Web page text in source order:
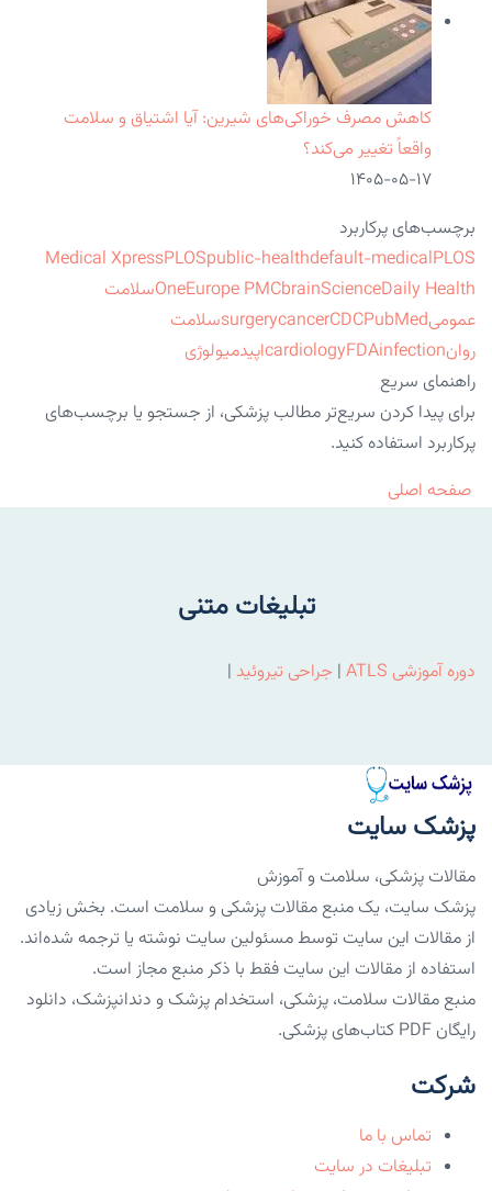
کاهش مصرف خوراکی‌های شیرین: آیا اشتیاق و سلامت
واقعاً تغییر می‌کند؟
۱۴۰۵-۰۵-۱۷
برچسب‌های پرکاربرد
Medical XpressPLOSpublic-healthdefault-medicalPLOS
OneEurope PMCbrainScienceDaily Health
سلامت
عمومی
surgerycancerCDCPubMed
سلامت
روان
cardiologyFDAinfection
اپیدمیولوژی
راهنمای سریع
برای پیدا کردن سریع‌تر مطالب پزشکی، از جستجو یا برچسب‌های
پرکاربرد استفاده کنید.
صفحه اصلی
تبلیغات متنی
دوره آموزشی ATLS | جراحی تیروئید |
پزشک سایت
مقالات پزشکی، سلامت و آموزش
پزشک سایت، یک منبع مقالات پزشکی و سلامت است. بخش زیادی
از مقالات این سایت توسط مسئولین سایت نوشته یا ترجمه شده‌اند.
استفاده از مقالات این سایت فقط با ذکر منبع مجاز است.
منبع مقالات سلامت، پزشکی، استخدام پزشک و دندانپزشک، دانلود
رایگان PDF کتاب‌های پزشکی.
شرکت
تماس با ما
تبلیغات در سایت